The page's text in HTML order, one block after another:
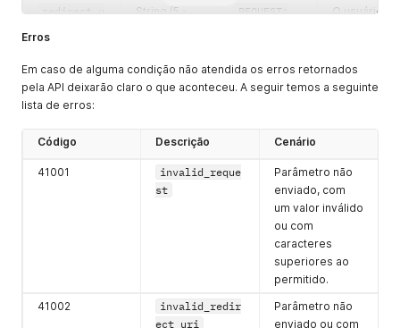
redirect_u
String (5 -
REQUEST:
Sim
O usuário
para essa
URL após a
também
será
responsável
authorizat
Erros
Em caso de alguma condição não atendida os erros retornados
pela API deixarão claro o que aconteceu. A seguir temos a seguinte
lista de erros:
Código Descrição Cenário
41001
invalid_reque
st
Parâmetro não
enviado, com
um valor inválido
ou com
caracteres
superiores ao
permitido.
41002
invalid_redir
ect_uri
Parâmetro não
enviado ou com